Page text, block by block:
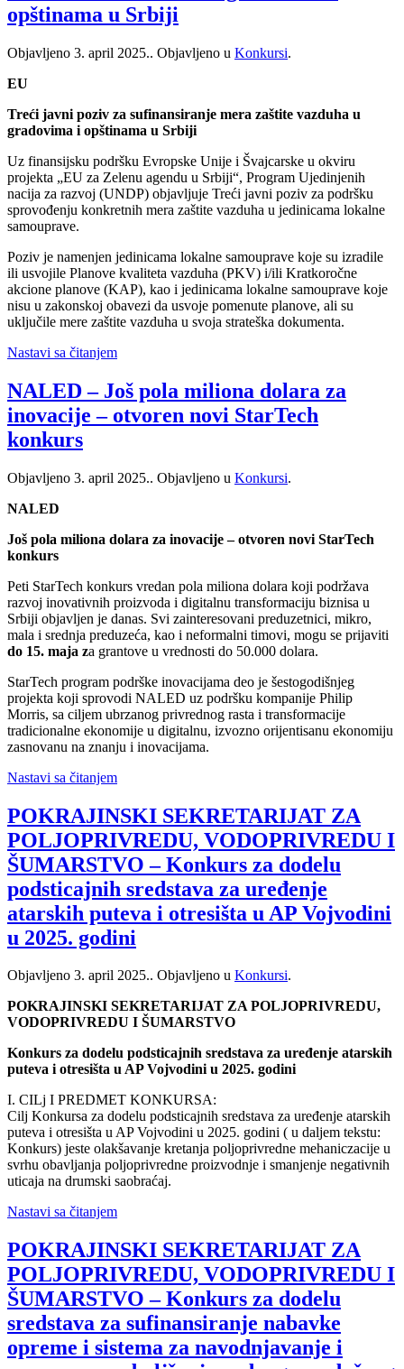
opštinama u Srbiji
Objavljeno 3. april 2025.. Objavljeno u Konkursi.
EU
Treći javni poziv za sufinansiranje mera zaštite vazduha u
gradovima i opštinama u Srbiji
Uz finansijsku podršku Evropske Unije i Švajcarske u okviru
projekta „EU za Zelenu agendu u Srbiji“, Program Ujedinjenih
nacija za razvoj (UNDP) objavljuje Treći javni poziv za podršku
sprovođenju konkretnih mera zaštite vazduha u jedinicama lokalne
samouprave.
Poziv je namenjen jedinicama lokalne samouprave koje su izradile
ili usvojile Planove kvaliteta vazduha (PKV) i/ili Kratkoročne
akcione planove (KAP), kao i jedinicama lokalne samouprave koje
nisu u zakonskoj obavezi da usvoje pomenute planove, ali su
uključile mere zaštite vazduha u svoja strateška dokumenta.
Nastavi sa čitanjem
NALED – Još pola miliona dolara za
inovacije – otvoren novi StarTech
konkurs
Objavljeno 3. april 2025.. Objavljeno u Konkursi.
NALED
Još pola miliona dolara za inovacije – otvoren novi StarTech
konkurs
Peti StarTech konkurs vredan pola miliona dolara koji podržava
razvoj inovativnih proizvoda i digitalnu transformaciju biznisa u
Srbiji objavljen je danas. Svi zainteresovani preduzetnici, mikro,
mala i srednja preduzeća, kao i neformalni timovi, mogu se prijaviti
do 15. maja za grantove u vrednosti do 50.000 dolara.
StarTech program podrške inovacijama deo je šestogodišnjeg
projekta koji sprovodi NALED uz podršku kompanije Philip
Morris, sa ciljem ubrzanog privrednog rasta i transformacije
tradicionalne ekonomije u digitalnu, izvozno orijentisanu ekonomiju
zasnovanu na znanju i inovacijama.
Nastavi sa čitanjem
POKRAJINSKI SEKRETARIJAT ZA
POLJOPRIVREDU, VODOPRIVREDU I
ŠUMARSTVO – Konkurs za dodelu
podsticajnih sredstava za uređenje
atarskih puteva i otresišta u AP Vojvodini
u 2025. godini
Objavljeno 3. april 2025.. Objavljeno u Konkursi.
POKRAJINSKI SEKRETARIJAT ZA POLJOPRIVREDU,
VODOPRIVREDU I ŠUMARSTVO
Konkurs za dodelu podsticajnih sredstava za uređenje atarskih
puteva i otresišta u AP Vojvodini u 2025. godini
I. CILj I PREDMET KONKURSA:
Cilj Konkursa za dodelu podsticajnih sredstava za uređenje atarskih
puteva i otresišta u AP Vojvodini u 2025. godini ( u daljem tekstu:
Konkurs) jeste olakšavanje kretanja poljoprivredne mehaniczacije u
svrhu obavljanja poljoprivredne proizvodnje i smanjenje negativnih
uticaja na drumski saobraćaj.
Nastavi sa čitanjem
POKRAJINSKI SEKRETARIJAT ZA
POLJOPRIVREDU, VODOPRIVREDU I
ŠUMARSTVO – Konkurs za dodelu
sredstava za sufinansiranje nabavke
opreme i sistema za navodnjavanje i